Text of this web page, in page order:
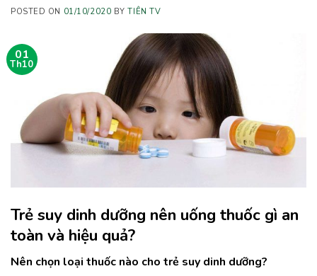
POSTED ON 01/10/2020 BYTIÊN TV
01
Th10
Trẻ suy dinh dưỡng nên uống thuốc gì an
toàn và hiệu quả?
Nên chọn loại thuốc nào cho trẻ suy dinh dưỡng?